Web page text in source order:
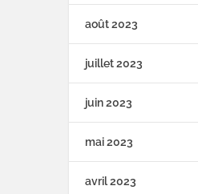
août 2023
juillet 2023
juin 2023
mai 2023
avril 2023